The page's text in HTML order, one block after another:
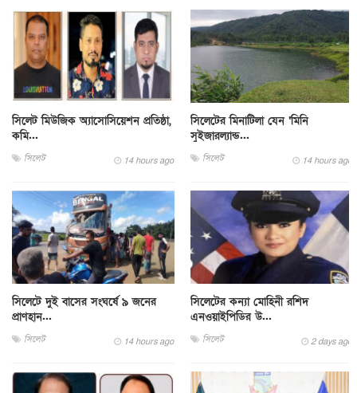
সিলেট মিউজিক অ্যাসোসিয়েশন প্রতিষ্ঠা,
কমি...
সিলেট 14 hours ago
সিলেটের মিনাটিলা যেন ‘মিনি
সুইজারল্যান্ড...
সিলেট 14 hours ago
সিলেটে দুই বাসের সংঘর্ষে ৯ জনের
প্রাণহান...
সিলেট 14 hours ago
সিলেটের কন্যা মোহিনী রশিদ
এনওয়াইপিডির উ...
সিলেট 2 days ago